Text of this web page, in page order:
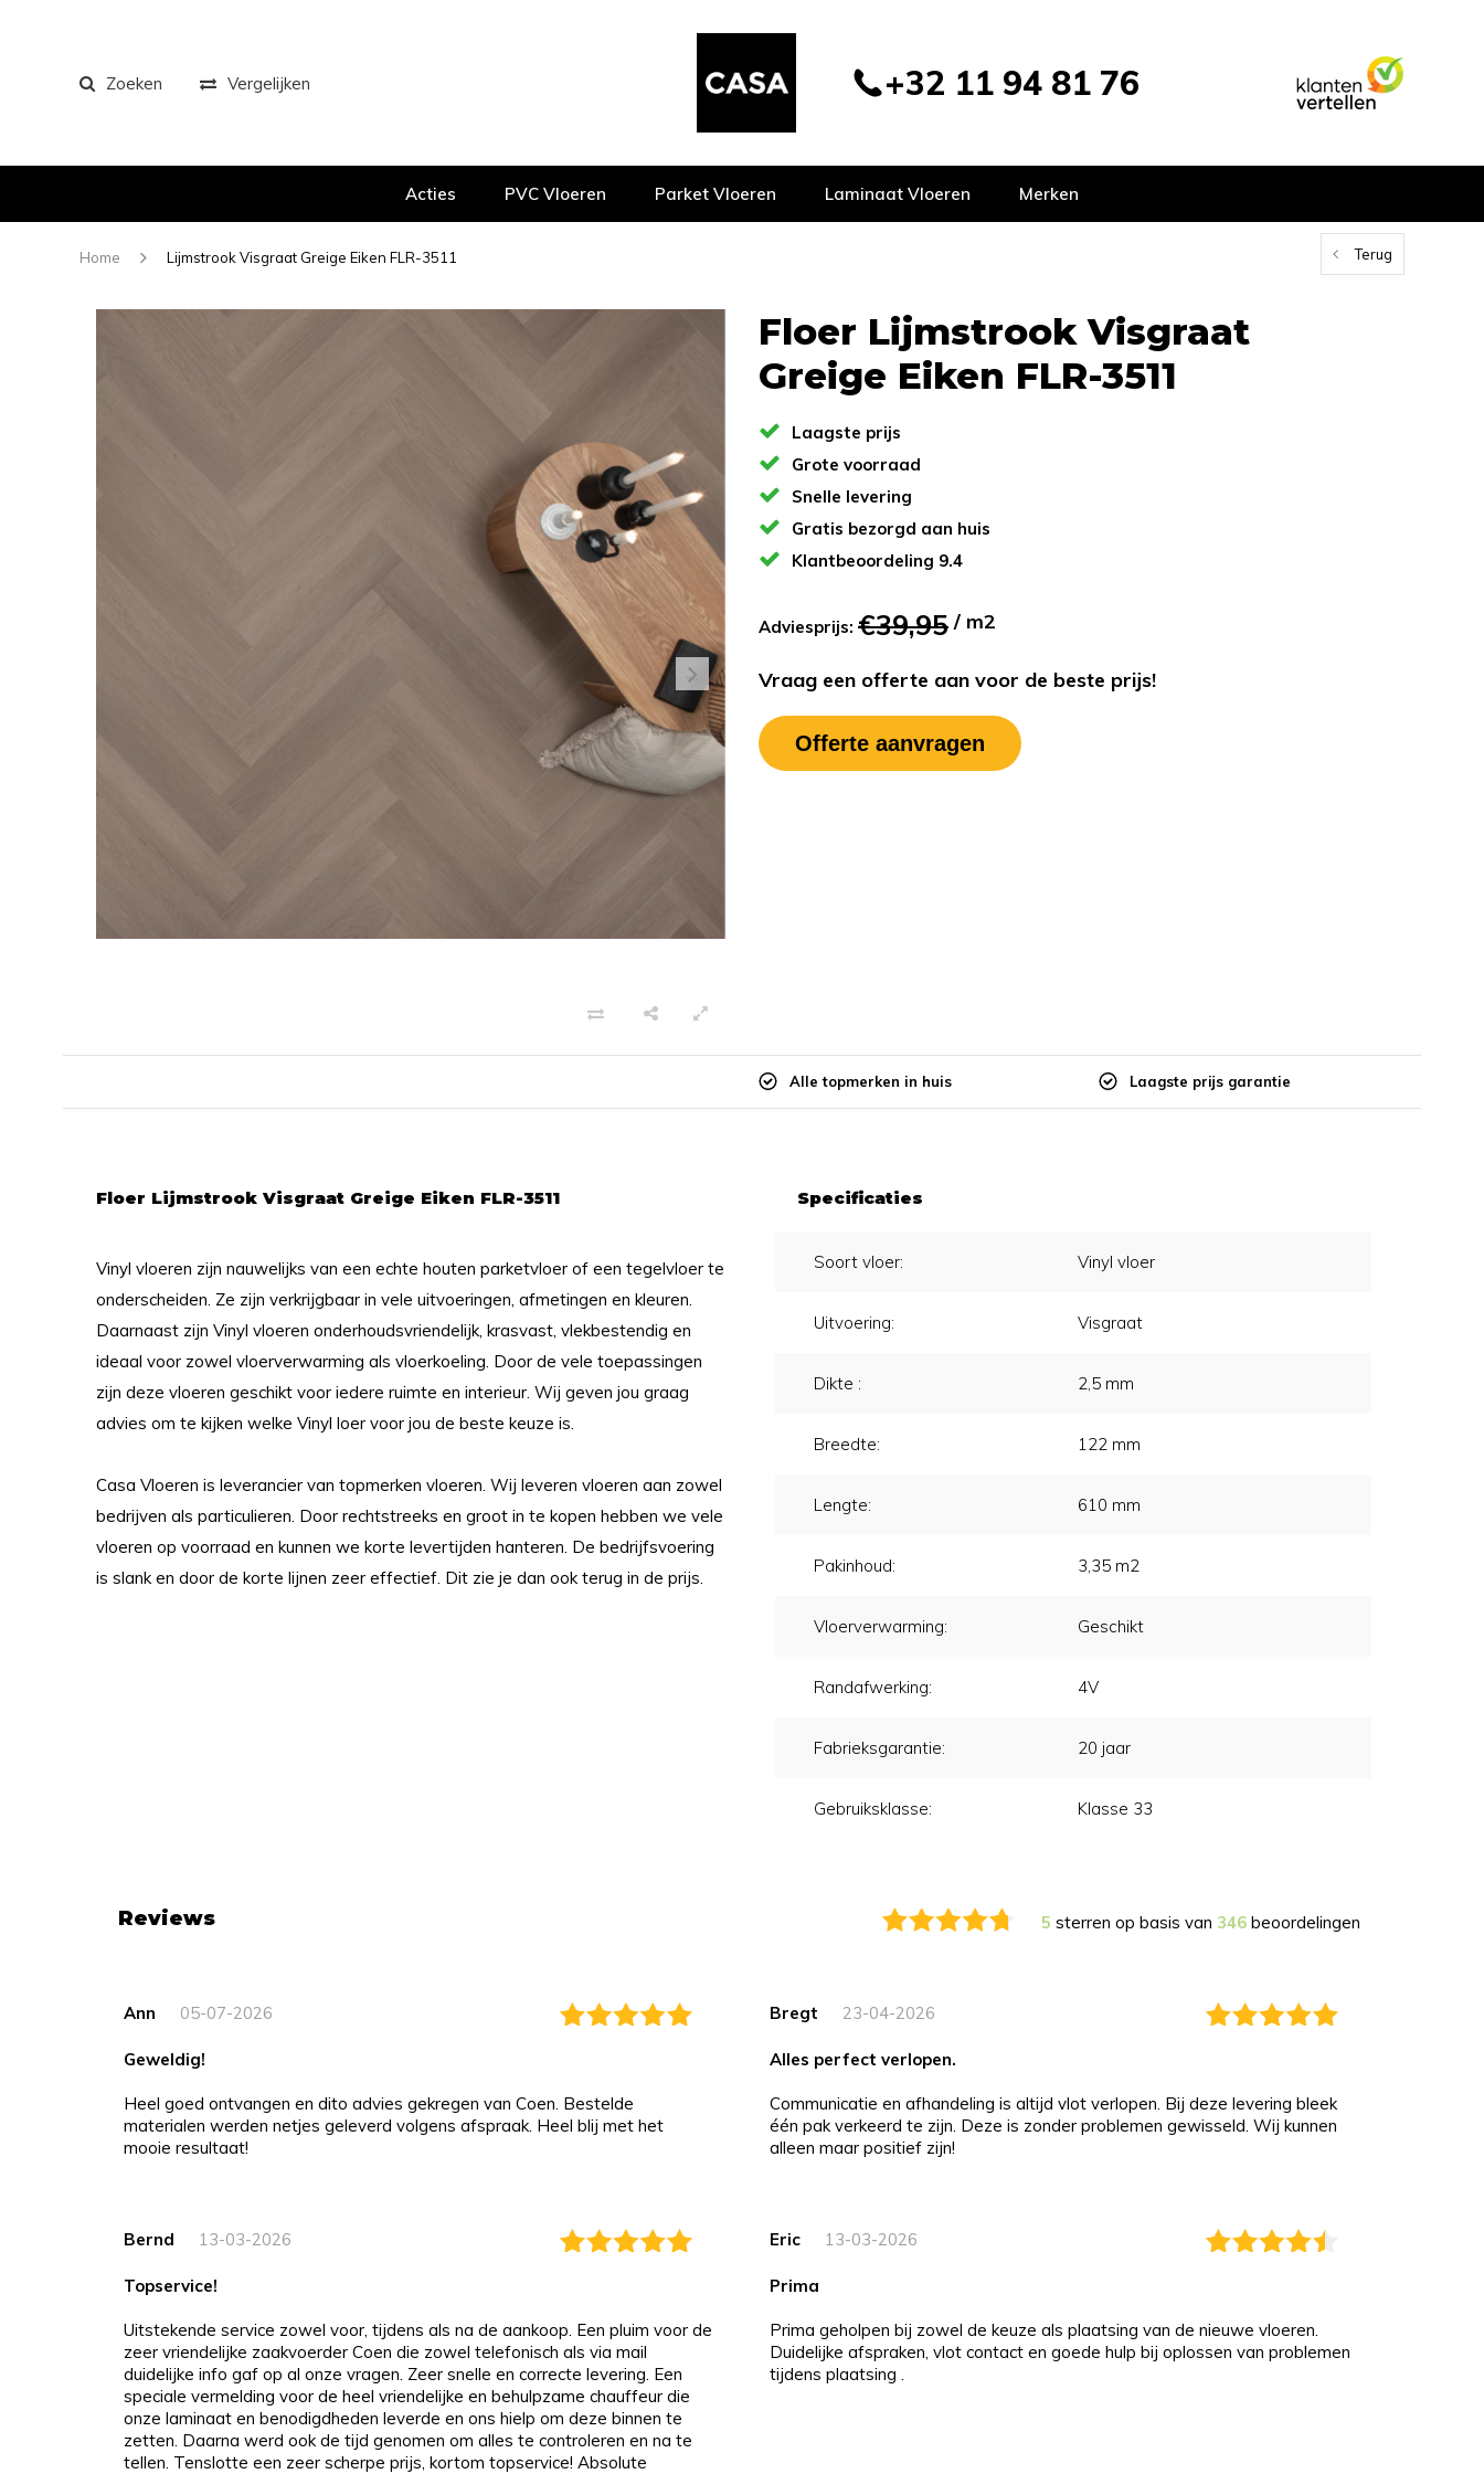
Zoeken Vergelijken +32 11 94 81 76
Acties PVC Vloeren Parket Vloeren Laminaat Vloeren Merken
Home Lijmstrook Visgraat Greige Eiken FLR-3511 Terug
Floer Lijmstrook Visgraat
Greige Eiken FLR-3511
Laagste prijs
Grote voorraad
Snelle levering
Gratis bezorgd aan huis
Klantbeoordeling 9.4
Adviesprijs: €39,95 / m2
Vraag een offerte aan voor de beste prijs!
Offerte aanvragen
Alle topmerken in huis Laagste prijs garantie
Floer Lijmstrook Visgraat Greige Eiken FLR-3511
Vinyl vloeren zijn nauwelijks van een echte houten parketvloer of een tegelvloer te
onderscheiden. Ze zijn verkrijgbaar in vele uitvoeringen, afmetingen en kleuren.
Daarnaast zijn Vinyl vloeren onderhoudsvriendelijk, krasvast, vlekbestendig en
ideaal voor zowel vloerverwarming als vloerkoeling. Door de vele toepassingen
zijn deze vloeren geschikt voor iedere ruimte en interieur. Wij geven jou graag
advies om te kijken welke Vinyl loer voor jou de beste keuze is.
Casa Vloeren is leverancier van topmerken vloeren. Wij leveren vloeren aan zowel
bedrijven als particulieren. Door rechtstreeks en groot in te kopen hebben we vele
vloeren op voorraad en kunnen we korte levertijden hanteren. De bedrijfsvoering
is slank en door de korte lijnen zeer effectief. Dit zie je dan ook terug in de prijs.
Specificaties
Soort vloer: Vinyl vloer
Uitvoering: Visgraat
Dikte : 2,5 mm
Breedte: 122 mm
Lengte: 610 mm
Pakinhoud: 3,35 m2
Vloerverwarming: Geschikt
Randafwerking: 4V
Fabrieksgarantie: 20 jaar
Gebruiksklasse: Klasse 33
Reviews 5 sterren op basis van 346 beoordelingen
Ann 05-07-2026
Geweldig!
Heel goed ontvangen en dito advies gekregen van Coen. Bestelde
materialen werden netjes geleverd volgens afspraak. Heel blij met het
mooie resultaat!
Bregt 23-04-2026
alles perfect verlopen.
Communicatie en afhandeling is altijd vlot verlopen. Bij deze levering bleek
één pak verkeerd te zijn. Deze is zonder problemen gewisseld. Wij kunnen
alleen maar positief zijn!
Bernd 13-03-2026
Topservice!
Uitstekende service zowel voor, tijdens als na de aankoop. Een pluim voor de
zeer vriendelijke zaakvoerder Coen die zowel telefonisch als via mail
duidelijke info gaf op al onze vragen. Zeer snelle en correcte levering. Een
speciale vermelding voor de heel vriendelijke en behulpzame chauffeur die
onze laminaat en benodigdheden leverde en ons hielp om deze binnen te
zetten. Daarna werd ook de tijd genomen om alles te controleren en na te
tellen. Tenslotte een zeer scherpe prijs, kortom topservice! Absolute
Eric 13-03-2026
prima
Prima geholpen bij zowel de keuze als plaatsing van de nieuwe vloeren.
Duidelijke afspraken, vlot contact en goede hulp bij oplossen van problemen
tijdens plaatsing .